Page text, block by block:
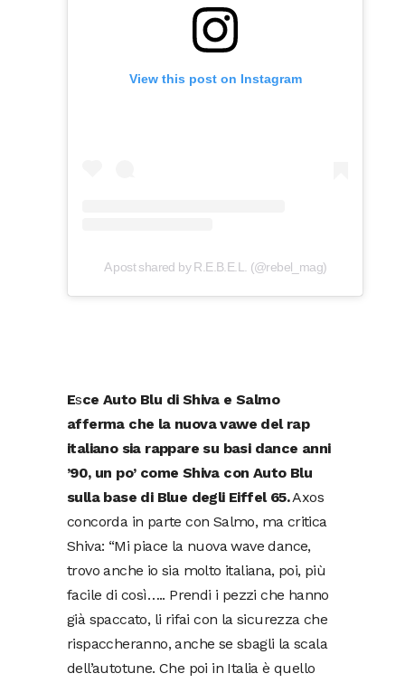
View this post on Instagram
A post shared by R.E.B.E.L. (@rebel_mag)
Esce Auto Blu di Shiva e Salmo
afferma che la nuova vawe del rap
italiano sia rappare su basi dance anni
’90, un po’ come Shiva con Auto Blu
sulla base di Blue degli Eiffel 65.Axos
concorda in parte con Salmo, ma critica
Shiva: “Mi piace la nuova wave dance,
trovo anche io sia molto italiana, poi, più
facile di così….. Prendi i pezzi che hanno
già spaccato, li rifai con la sicurezza che
rispaccheranno, anche se sbagli la scala
dell’autotune. Che poi in Italia è quello